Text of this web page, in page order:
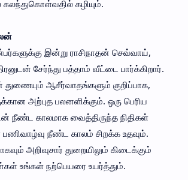
கலந்துகொள்வதில் கழியும்.
இன்று ராசிநாதன் செவ்வாய்,
சேர்ந்து பத்தாம் வீட்டை பார்க்கிறார்.
ஆசீர்வாதங்களும் குறிப்பாக,
அற்புத பலனளிக்கும். ஒரு பெரிய
நீண்ட காலமாக வைத்திருந்த நிதிகள்
நீண்ட காலம் சிறக்க உதவும்.
அறிவுசார் துறையிலும் கிடைக்கும்
உங்கள் நற்பெயரை உயர்த்தும்.